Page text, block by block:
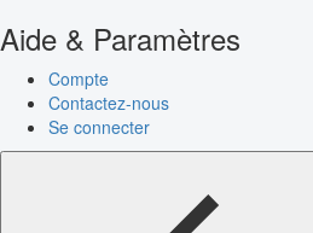
Aide & Paramètres
Compte
Contactez-nous
Se connecter